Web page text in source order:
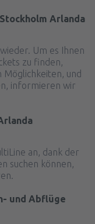
Arlanda
Um es Ihnen
zu finden,
und
informieren wir
an, dank der
suchen können,
und Abflüge